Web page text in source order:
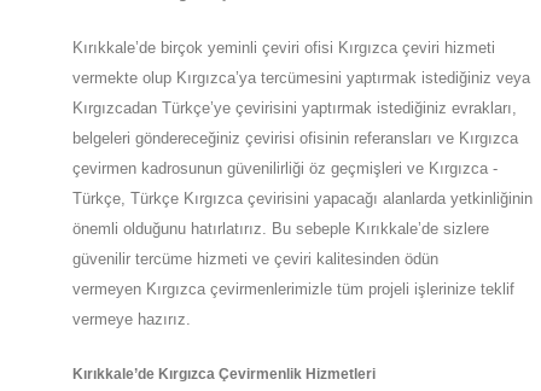
Kırıkkale’de birçok yeminli çeviri ofisi Kırgızca çeviri hizmeti
vermekte olup Kırgızca’ya tercümesini yaptırmak istediğiniz veya
Kırgızcadan Türkçe’ye çevirisini yaptırmak istediğiniz evrakları,
belgeleri göndereceğiniz çevirisi ofisinin referansları ve Kırgızca
çevirmen kadrosunun güvenilirliği öz geçmişleri ve Kırgızca -
Türkçe, Türkçe Kırgızca çevirisini yapacağı alanlarda yetkinliğinin
önemli olduğunu hatırlatırız. Bu sebeple Kırıkkale’de sizlere
güvenilir tercüme hizmeti ve çeviri kalitesinden ödün
vermeyen Kırgızca çevirmenlerimizle tüm projeli işlerinize teklif
vermeye hazırız.
Kırıkkale’de Kırgızca Çevirmenlik Hizmetleri